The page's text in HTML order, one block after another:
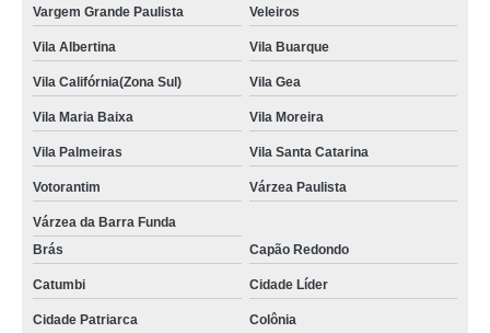
Vargem Grande Paulista Veleiros
Vila Albertina Vila Buarque
Vila Califórnia(Zona Sul) Vila Gea
Vila Maria Baixa Vila Moreira
Vila Palmeiras Vila Santa Catarina
Votorantim Várzea Paulista
Várzea da Barra Funda
Brás
Capão Redondo
Catumbi Cidade Líder
Cidade Patriarca Colônia